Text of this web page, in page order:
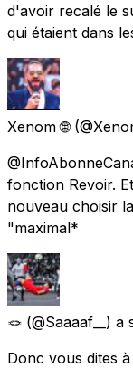
d'avoir recalé le
qui étaient dans
Xenom 🌐
fonction Revoir.
nouveau choisir
"maximal*
🪢 (@Saaaaf__) a
Donc vous dites